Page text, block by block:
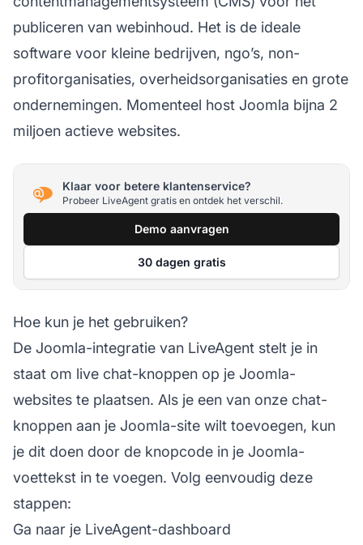
publiceren van webinhoud. Het is de ideale
software voor kleine bedrijven, ngo’s, non-
profitorganisaties, overheidsorganisaties en grote
ondernemingen. Momenteel host Joomla bijna 2
miljoen actieve websites.
Klaar voor betere klantenservice?
Probeer LiveAgent gratis en ontdek het verschil.
Demo aanvragen
30 dagen gratis
Hoe kun je het gebruiken?
De Joomla-integratie van LiveAgent stelt je in
staat om live chat-knoppen op je Joomla-
websites te plaatsen. Als je een van onze chat-
knoppen aan je Joomla-site wilt toevoegen, kun
je dit doen door de knopcode in je Joomla-
voettekst in te voegen. Volg eenvoudig deze
stappen:
Ga naar je LiveAgent-dashboard